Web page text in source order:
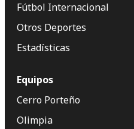
Fútbol Internacional
Otros Deportes
Estadísticas
Equipos
Cerro Porteño
Olimpia